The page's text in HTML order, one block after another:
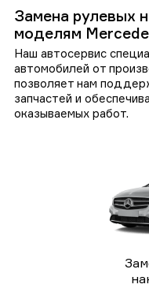
Замена рулевых
моделям
Наш автосервис
автомобилей от
позволяет нам
запчастей и
оказываемых работ.